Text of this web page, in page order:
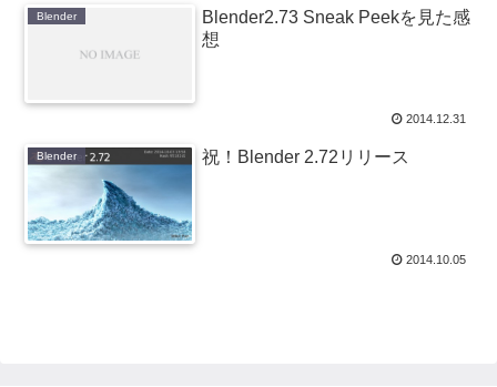
Blender
Blender2.73 Sneak Peekを見た感
想
2014.12.31
Blender 祝！Blender 2.72リリース
2014.10.05